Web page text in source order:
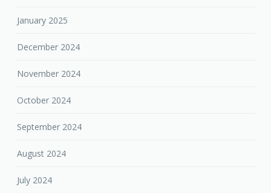
January 2025
December 2024
November 2024
October 2024
September 2024
August 2024
July 2024